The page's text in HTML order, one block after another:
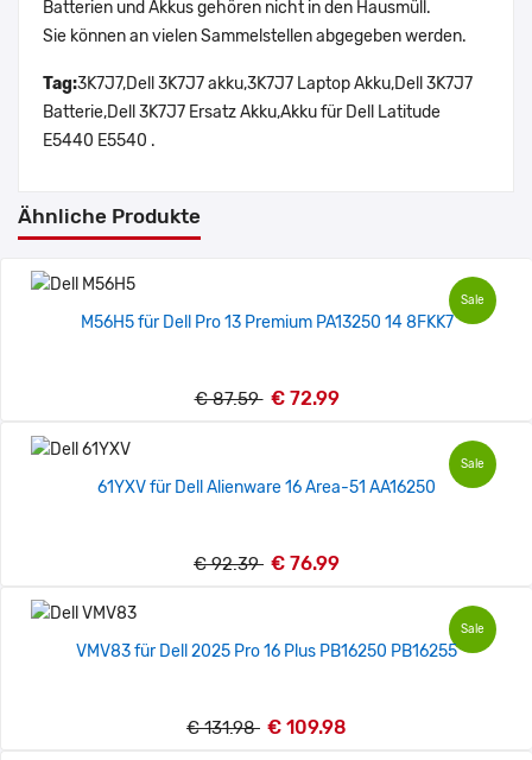
Batterien und Akkus gehören nicht in den Hausmüll.
Sie können an vielen Sammelstellen abgegeben werden.
Tag:3K7J7,Dell 3K7J7 akku,3K7J7 Laptop Akku,Dell 3K7J7
Batterie,Dell 3K7J7 Ersatz Akku,Akku für Dell Latitude
E5440 E5540 .
Ähnliche Produkte
Sale
M56H5 für Dell Pro 13 Premium PA13250 14 8FKK7
€ 87.59 € 72.99
Sale
61YXV für Dell Alienware 16 Area-51 AA16250
€ 92.39 € 76.99
Sale
VMV83 für Dell 2025 Pro 16 Plus PB16250 PB16255
€ 131.98 € 109.98